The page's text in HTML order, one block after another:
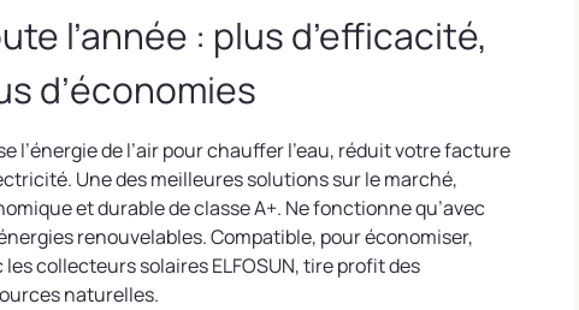
l’année : plus d’efficacité,
d’économies
l’énergie de l’air pour chauffer l’eau, réduit votre facture
Une des meilleures solutions sur le marché,
et durable de classe A+. Ne fonctionne qu’avec
renouvelables. Compatible, pour économiser,
les collecteurs solaires ELFOSUN, tire profit des
naturelles.